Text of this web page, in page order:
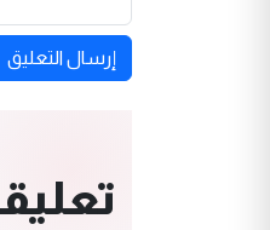
إرسال التعليق